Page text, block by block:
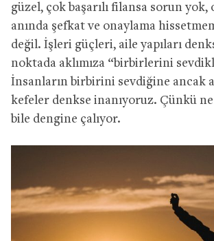
güzel, çok başarılı filansa sorun yok,
anında şefkat ve onaylama
değil. İşleri güçleri, aile yapıları
noktada aklımıza “birbirlerini
İnsanların birbirini sevdiğine ancak
kefeler denkse inanıyoruz. Çünkü
bile dengine çalıyor.